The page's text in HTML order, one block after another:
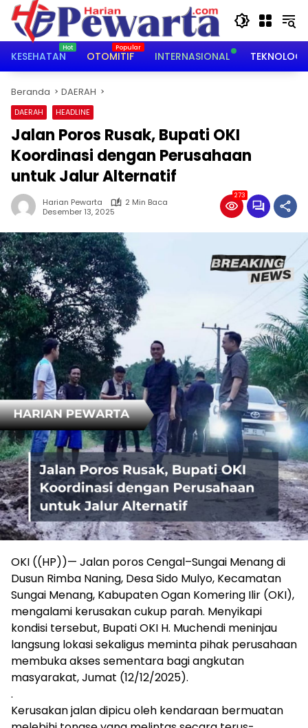
Langsung
konten
KESEHATAN
OTOMITIF INTERNASIONAL TEKNOLOGI
Beranda DAERAH
DAERAH HEADLINE
Jalan Poros Rusak, Bupati OKI
Koordinasi dengan Perusahaan
untuk Jalur Alternatif
Harian Pewarta
2 Min Baca
Desember 13, 2025
273
OKI ((HP))— Jalan poros Cengal–Sungai Menang di
Dusun Rimba Naning, Desa Sido Mulyo, Kecamatan
Sungai Menang, Kabupaten Ogan Komering Ilir (OKI),
mengalami kerusakan cukup parah. Menyikapi
kondisi tersebut, Bupati OKI H. Muchendi meninjau
langsung lokasi sekaligus meminta pihak perusahaan
membuka akses sementara bagi angkutan
masyarakat, Jumat (12/12/2025).
.
Kerusakan jalan dipicu oleh kendaraan bermuatan